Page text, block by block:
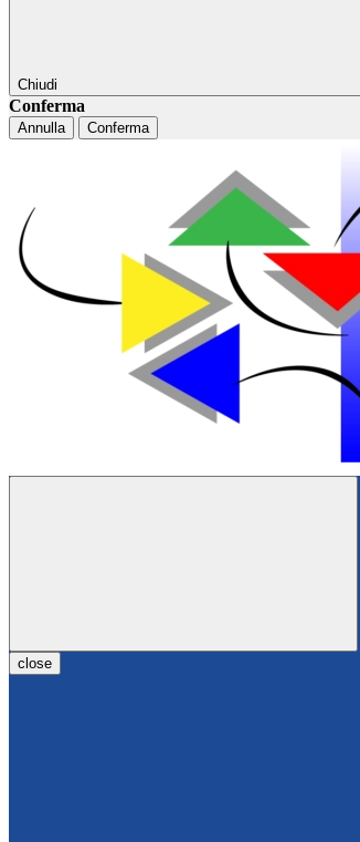
Chiudi
Conferma
Annulla Conferma
close